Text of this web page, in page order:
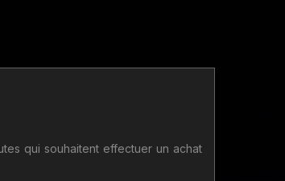
qui souhaitent effectuer un achat